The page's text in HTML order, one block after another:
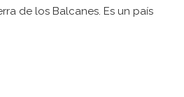
de los Balcanes. Es un país